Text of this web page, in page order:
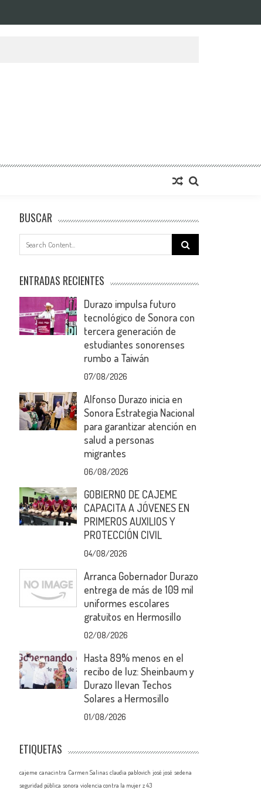
BUSCAR
Search
for:
ENTRADAS RECIENTES
Durazo impulsa futuro
tecnológico de Sonora con
tercera generación de
estudiantes sonorenses
rumbo a Taiwán
07/08/2026
Alfonso Durazo inicia en
Sonora Estrategia Nacional
para garantizar atención en
salud a personas
migrantes
06/08/2026
GOBIERNO DE CAJEME
CAPACITA A JÓVENES EN
PRIMEROS AUXILIOS Y
PROTECCIÓN CIVIL
04/08/2026
Arranca Gobernador Durazo
entrega de más de 109 mil
uniformes escolares
gratuitos en Hermosillo
02/08/2026
Hasta 89% menos en el
recibo de luz: Sheinbaum y
Durazo llevan Techos
Solares a Hermosillo
01/08/2026
ETIQUETAS
cajeme canacintra Carmen Salinas claudia pablovich josé josé sedena
seguridad pública sonora violencia contra la mujer z 43